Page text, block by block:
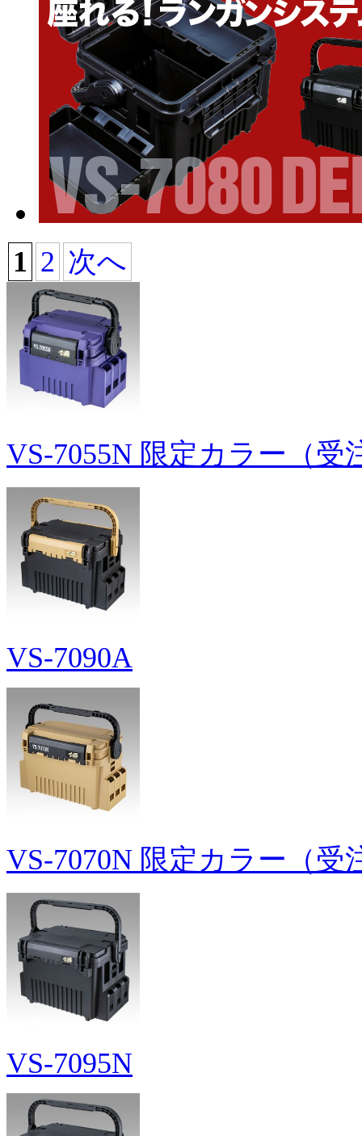
1 2 次へ
VS-7055N 限定カラー（受
VS-7090A
VS-7070N 限定カラー（受
VS-7095N